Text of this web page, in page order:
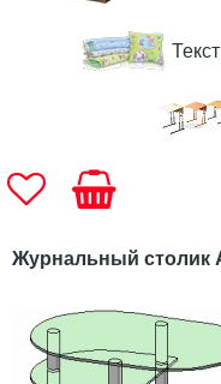
Журнальный столик